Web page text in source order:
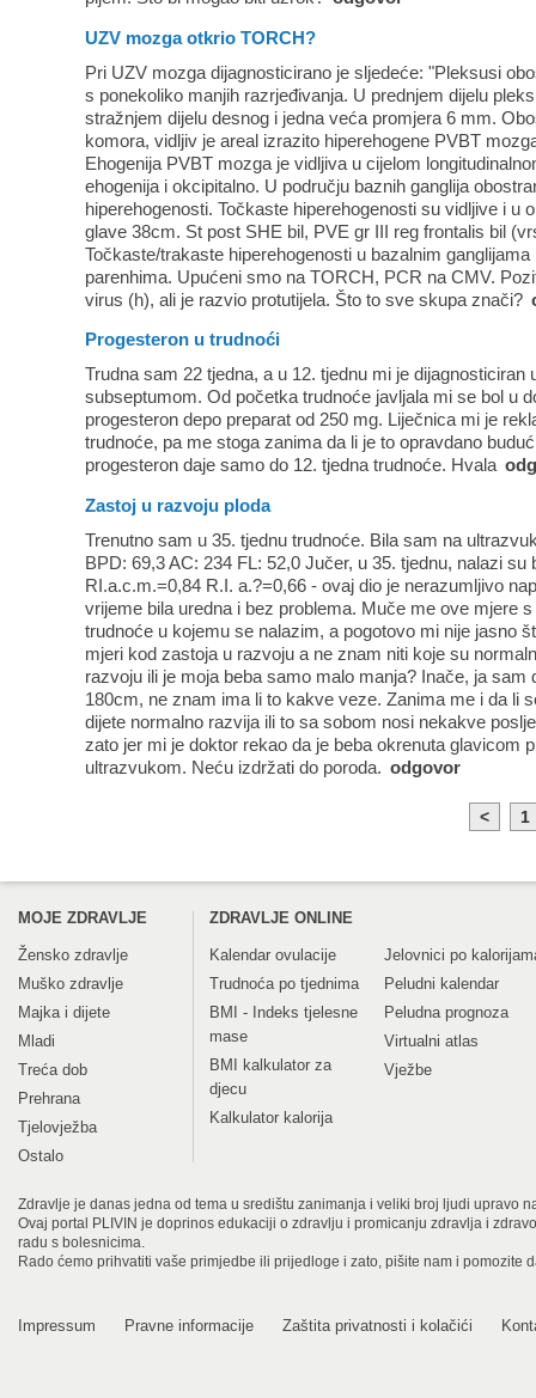
UZV mozga otkrio TORCH?
Pri UZV mozga dijagnosticirano je sljedeće: "Pleksusi
s ponekoliko manjih razrjeđivanja. U prednjem dijelu
stražnjem dijelu desnog i jedna veća promjera 6 mm.
komora, vidljiv je areal izrazito hiperehogene PVBT
Ehogenija PVBT mozga je vidljiva u cijelom
ehogenija i okcipitalno. U području baznih ganglija
hiperehogenosti. Točkaste hiperehogenosti su vidljive i u
glave 38cm. St post SHE bil, PVE gr III reg frontalis bil
Točkaste/trakaste hiperehogenosti u bazalnim
parenhima. Upućeni smo na TORCH, PCR na CMV.
virus (h), ali je razvio protutijela. Što to sve skupa znači?
Progesteron u trudnoći
Trudna sam 22 tjedna, a u 12. tjednu mi je
subseptumom. Od početka trudnoće javljala mi se bol u
progesteron depo preparat od 250 mg. Liječnica mi je
trudnoće, pa me stoga zanima da li je to opravdano
progesteron daje samo do 12. tjedna trudnoće. Hvala
Zastoj u razvoju ploda
Trenutno sam u 35. tjednu trudnoće. Bila sam na
BPD: 69,3 AC: 234 FL: 52,0 Jučer, u 35. tjednu, nalazi
RI.a.c.m.=0,84 R.I. a.?=0,66 - ovaj dio je nerazumljivo
vrijeme bila uredna i bez problema. Muče me ove mjere
trudnoće u kojemu se nalazim, a pogotovo mi nije jasno
mjeri kod zastoja u razvoju a ne znam niti koje su
razvoju ili je moja beba samo malo manja? Inače, ja
180cm, ne znam ima li to kakve veze. Zanima me i da li
dijete normalno razvija ili to sa sobom nosi nekakve
zato jer mi je doktor rekao da je beba okrenuta glavicom
ultrazvukom. Neću izdržati do poroda. odgovor
< 1
MOJE ZDRAVLJE
Žensko zdravlje
Muško zdravlje
Majka i dijete
Mladi
Treća dob
Prehrana
Tjelovježba
Ostalo
ZDRAVLJE ONLINE
Kalendar ovulacije
Trudnoća po tjednima
BMI - Indeks tjelesne
mase
BMI kalkulator za
djecu
Kalkulator kalorija
Jelovnici po
Peludni kalendar
Peludna prognoza
Virtualni atlas
Vježbe
Zdravlje je danas jedna od tema u središtu zanimanja i veliki broj ljudi upravo
Ovaj portal PLIVIN je doprinos edukaciji o zdravlju i promicanju zdravlja i
radu s bolesnicima.
Rado ćemo prihvatiti vaše primjedbe ili prijedloge i zato, pišite nam i pomozite
Impressum Pravne informacije Zaštita privatnosti i kolačići